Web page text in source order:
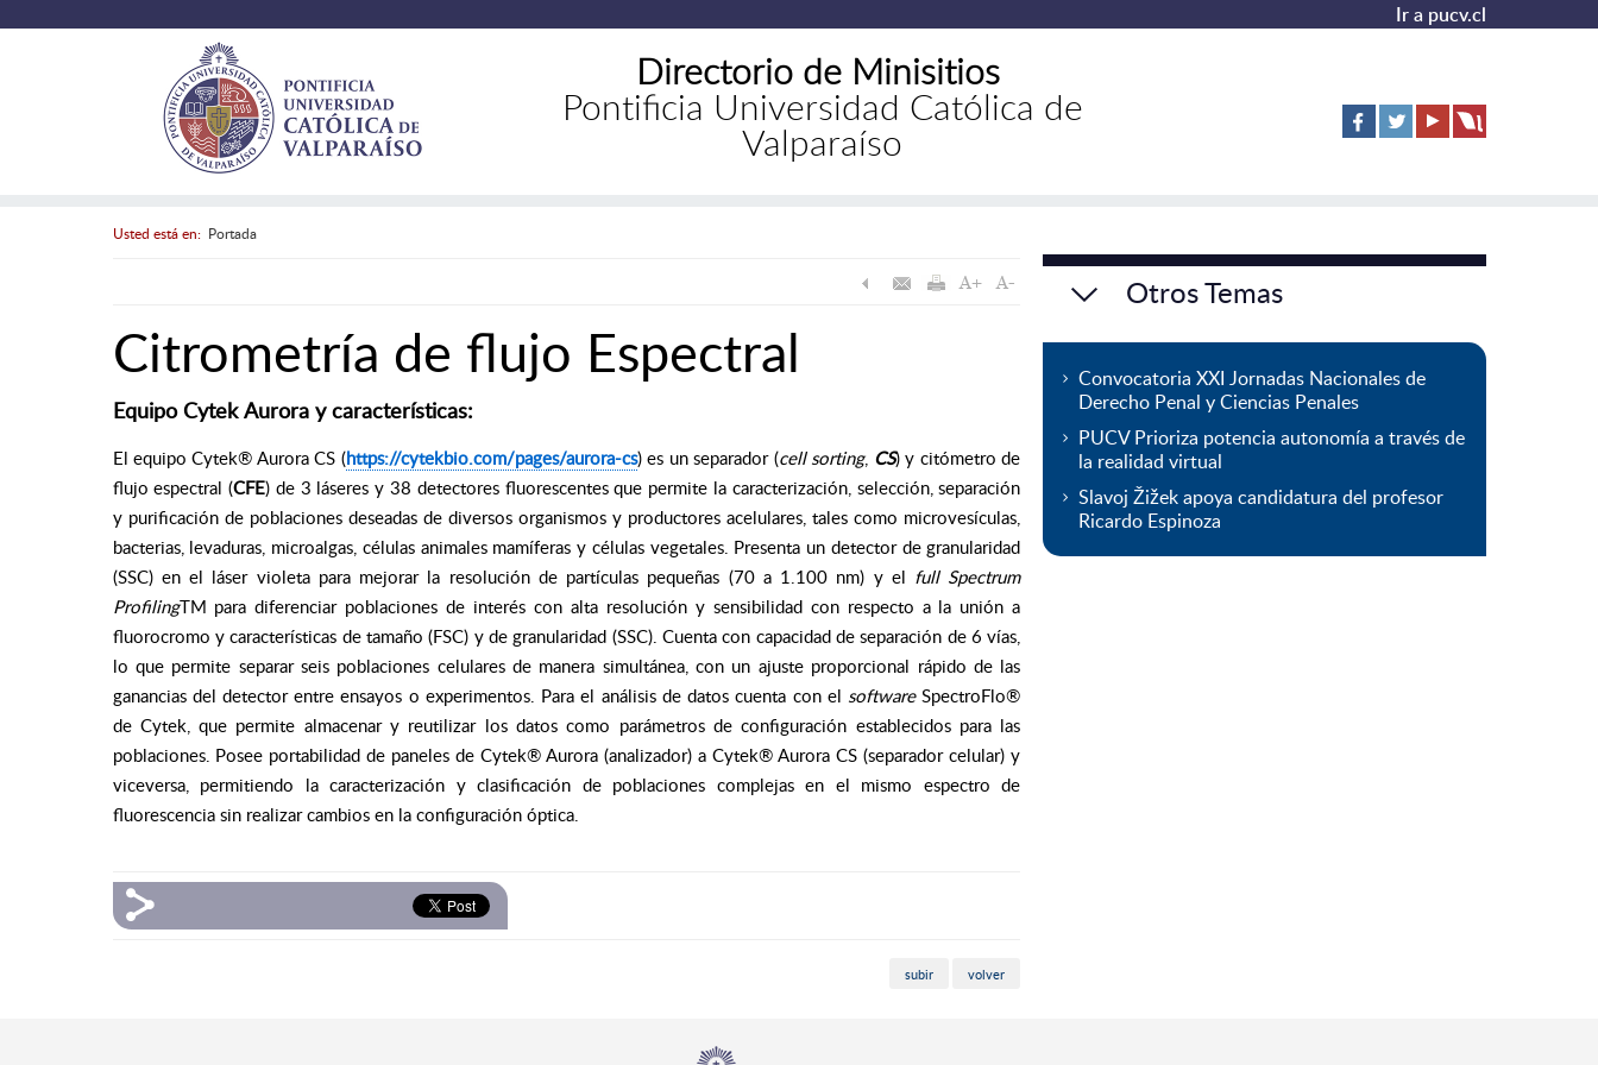
Ir a pucv.cl
Directorio de Minisitios
Pontificia Universidad Católica de
Valparaíso
Usted está en: Portada
Citrometría de flujo Espectral
Equipo Cytek Aurora y características:
El equipo Cytek® Aurora CS (https://cytekbio.com/pages/aurora-cs) es un separador (cell sorting, CS) y citómetro de
flujo espectral (CFE) de 3 láseres y 38 detectores fluorescentes que permite la caracterización, selección, separación
y purificación de poblaciones deseadas de diversos organismos y productores acelulares, tales como microvesículas,
bacterias, levaduras, microalgas, células animales mamíferas y células vegetales. Presenta un detector de granularidad
(SSC) en el láser violeta para mejorar la resolución de partículas pequeñas (70 a 1.100 nm) y el full Spectrum
ProfilingTM para diferenciar poblaciones de interés con alta resolución y sensibilidad con respecto a la unión a
fluorocromo y características de tamaño (FSC) y de granularidad (SSC). Cuenta con capacidad de separación de 6 vías,
lo que permite separar seis poblaciones celulares de manera simultánea, con un ajuste proporcional rápido de las
ganancias del detector entre ensayos o experimentos. Para el análisis de datos cuenta con el softwareSpectroFlo®
de Cytek, que permite almacenar y reutilizar los datos como parámetros de configuración establecidos para las
poblaciones. Posee portabilidad de paneles de Cytek® Aurora (analizador) a Cytek® Aurora CS (separador celular) y
viceversa, permitiendo la caracterización y clasificación de poblaciones complejas en el mismo espectro de
fluorescencia sin realizar cambios en la configuración óptica.
subir volver
Otros Temas
Convocatoria XXI Jornadas Nacionales de
Derecho Penal y Ciencias Penales
PUCV Prioriza potencia autonomía a través de
la realidad virtual
Slavoj Žižek apoya candidatura del profesor
Ricardo Espinoza